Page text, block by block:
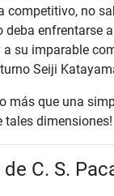
competitivo, no
deba enfrentarse
su imparable
Seiji
más que una
tales dimensiones!
C. S.